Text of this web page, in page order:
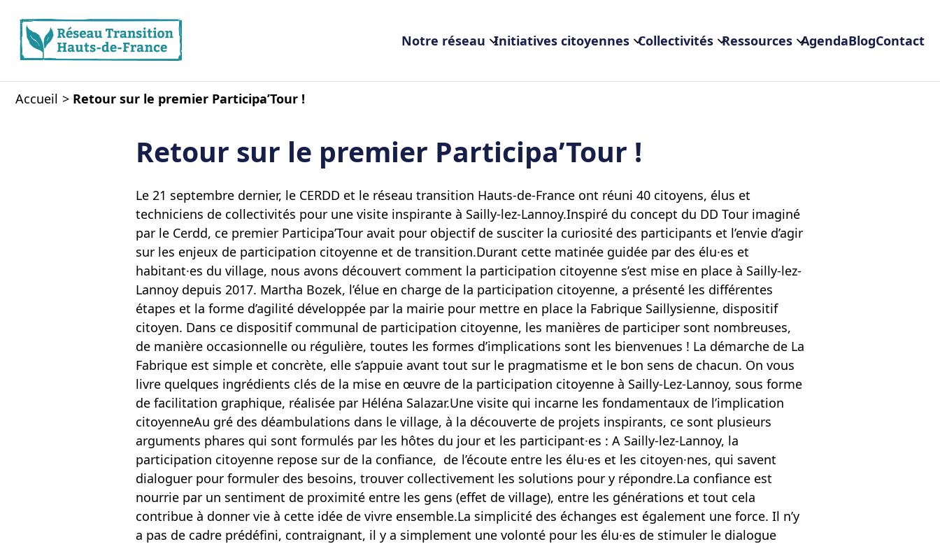
Notre réseau Initiatives citoyennes Collectivités Ressources AgendaBlogContact
Accueil Retour sur le premier Participa’Tour !
Retour sur le premier Participa’Tour !
Le 21 septembre dernier, le CERDD et le réseau transition Hauts-de-France ont réuni 40 citoyens, élus et
techniciens de collectivités pour une visite inspirante à Sailly-lez-Lannoy.Inspiré du concept du DD Tour imaginé
par le Cerdd, ce premier Participa’Tour avait pour objectif de susciter la curiosité des participants et l’envie d’agir
sur les enjeux de participation citoyenne et de transition.Durant cette matinée guidée par des élu·es et
habitant·es du village, nous avons découvert comment la participation citoyenne s’est mise en place à Sailly-lez-
Lannoy depuis 2017. Martha Bozek, l’élue en charge de la participation citoyenne, a présenté les différentes
étapes et la forme d’agilité développée par la mairie pour mettre en place la Fabrique Saillysienne, dispositif
citoyen. Dans ce dispositif communal de participation citoyenne, les manières de participer sont nombreuses,
de manière occasionnelle ou régulière, toutes les formes d’implications sont les bienvenues ! La démarche de La
Fabrique est simple et concrète, elle s’appuie avant tout sur le pragmatisme et le bon sens de chacun. On vous
livre quelques ingrédients clés de la mise en œuvre de la participation citoyenne à Sailly-Lez-Lannoy, sous forme
de facilitation graphique, réalisée par Héléna Salazar.Une visite qui incarne les fondamentaux de l’implication
citoyenneAu gré des déambulations dans le village, à la découverte de projets inspirants, ce sont plusieurs
arguments phares qui sont formulés par les hôtes du jour et les participant·es : A Sailly-lez-Lannoy, la
participation citoyenne repose sur de la confiance, de l’écoute entre les élu·es et les citoyen·nes, qui savent
dialoguer pour formuler des besoins, trouver collectivement les solutions pour y répondre.La confiance est
nourrie par un sentiment de proximité entre les gens (effet de village), entre les générations et tout cela
contribue à donner vie à cette idée de vivre ensemble.La simplicité des échanges est également une force. Il n’y
a pas de cadre prédéfini, contraignant, il y a simplement une volonté pour les élu·es de stimuler le dialogue